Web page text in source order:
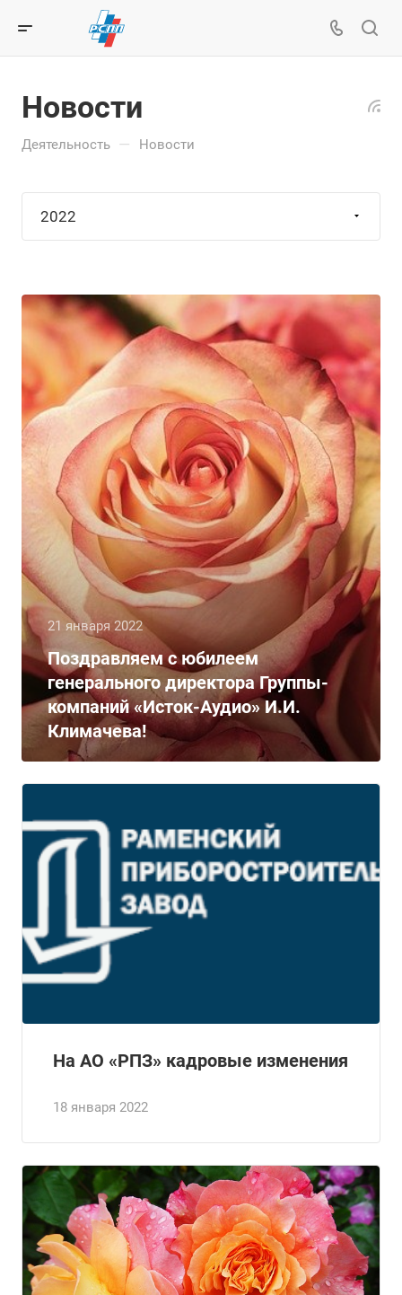
Новости
Деятельность — Новости
2022
21 января 2022
Поздравляем с юбилеем
генерального директора Группы-
компаний «Исток-Аудио» И.И.
Климачева!
18 января 2022
На АО «РПЗ» кадровые изменения